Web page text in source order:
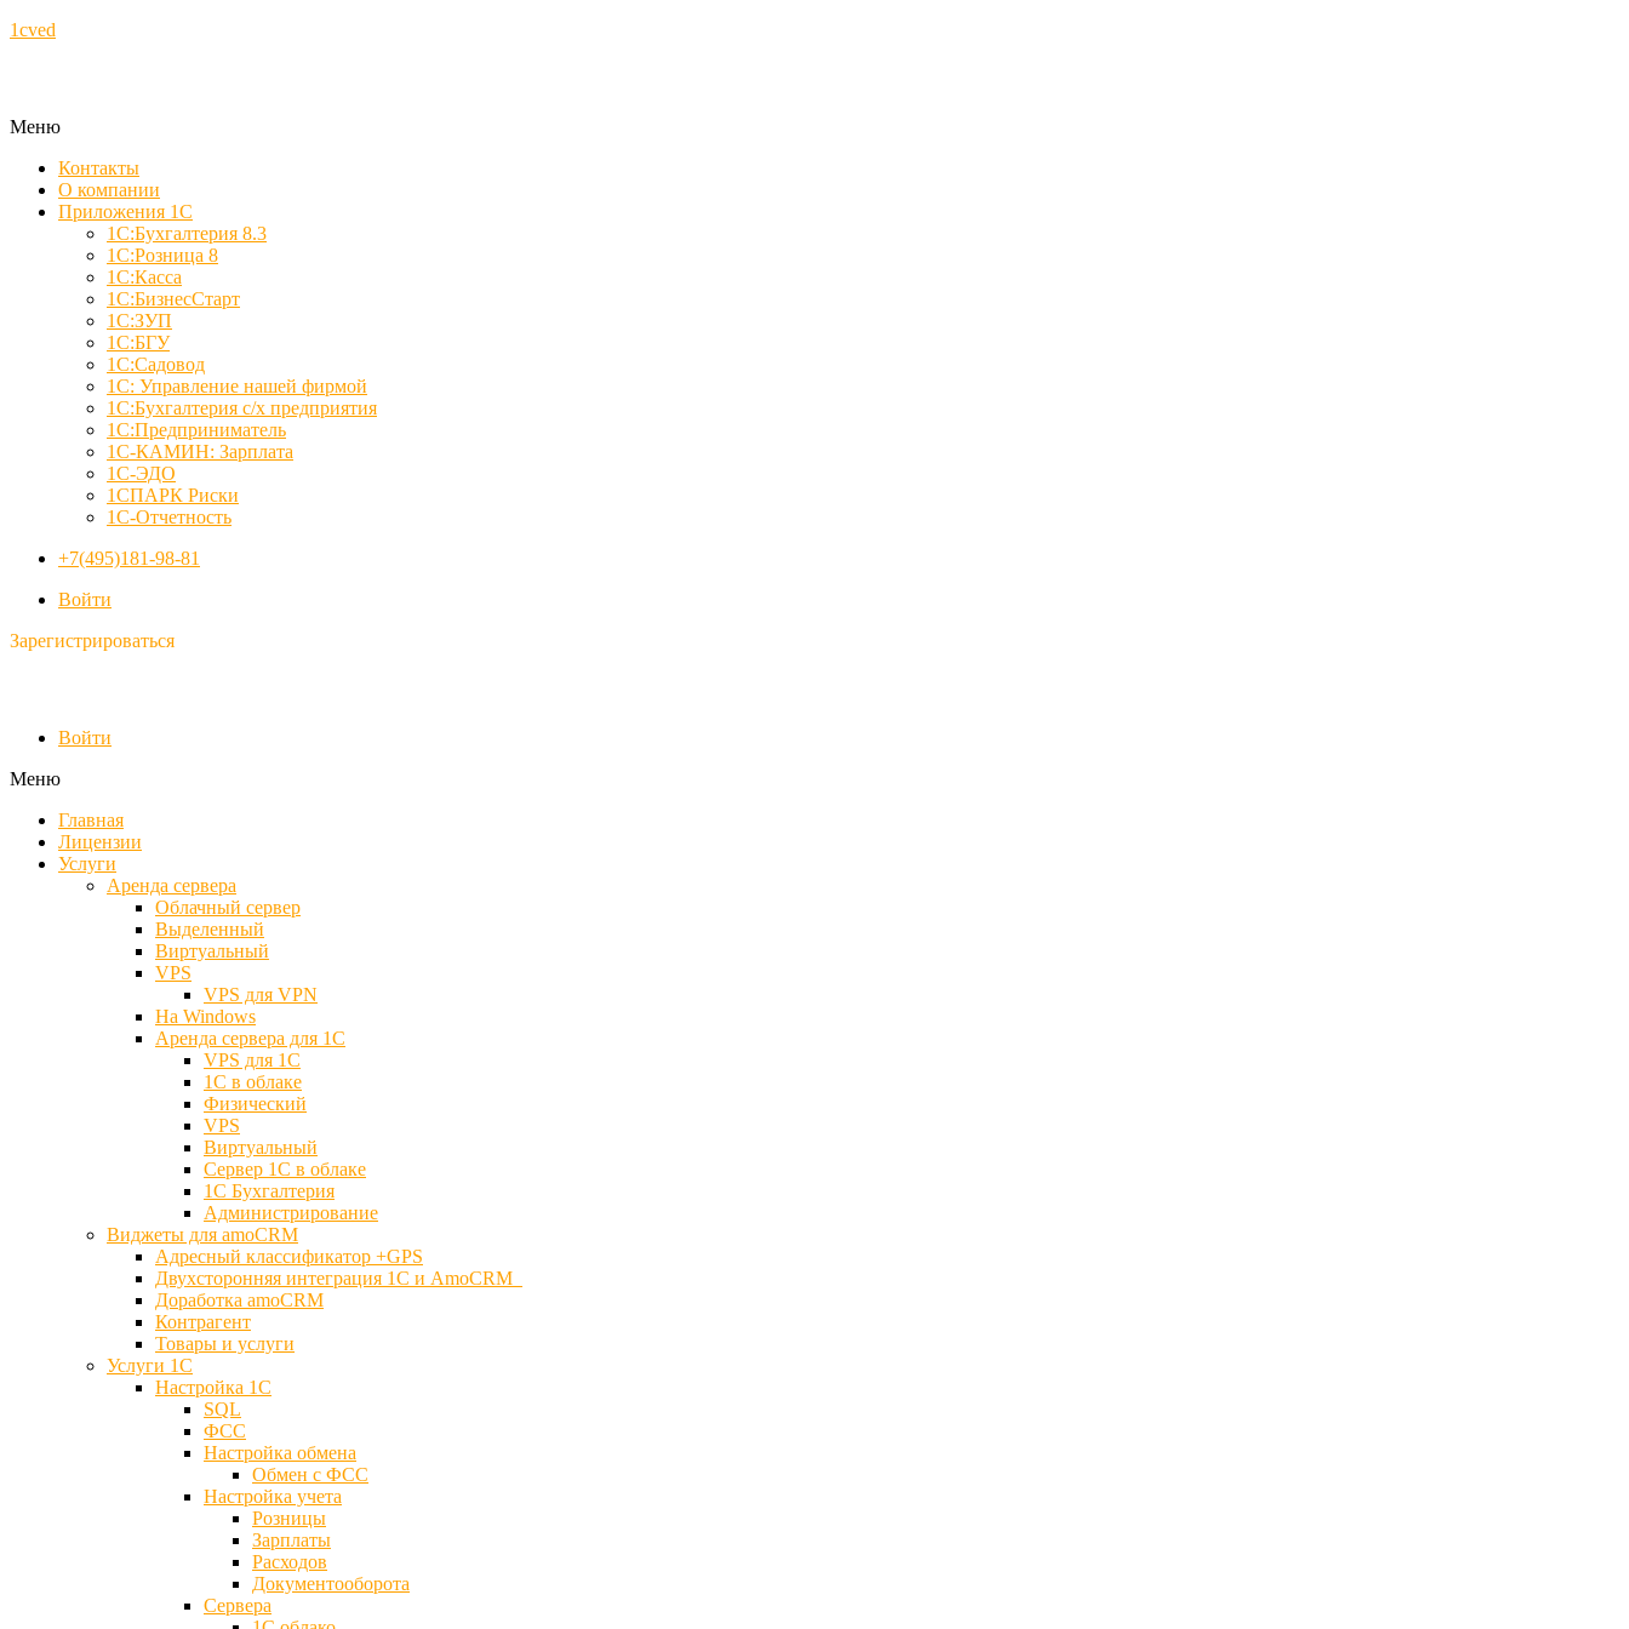
1cved
Меню
Контакты
О компании
Приложения 1С
1С:Бухгалтерия 8.3
1С:Розница 8
1С:Касса
1С:БизнесСтарт
1С:ЗУП
1С:БГУ
1С:Садовод
1С: Управление нашей фирмой
1С:Бухгалтерия с/х предприятия
1С:Предприниматель
1С-КАМИН: Зарплата
1С-ЭДО
1СПАРК Риски
1С-Отчетность
+7(495)181-98-81
Войти
Зарегистрироваться
Войти
Меню
Главная
Лицензии
Услуги
Аренда сервера
Облачный сервер
Выделенный
Виртуальный
VPS
VPS для VPN
На Windows
Аренда сервера для 1С
VPS для 1С
1С в облаке
Физический
VPS
Виртуальный
Сервер 1С в облаке
1С Бухгалтерия
Администрирование
Виджеты для amoCRM
Адресный классификатор +GPS
Двухсторонняя интеграция 1С и AmoCRM
Доработка amoCRM
Контрагент
Товары и услуги
Услуги 1С
Настройка 1С
SQL
ФСС
Настройка обмена
Обмен с ФСС
Настройка учета
Розницы
Зарплаты
Расходов
Документооборота
Сервера